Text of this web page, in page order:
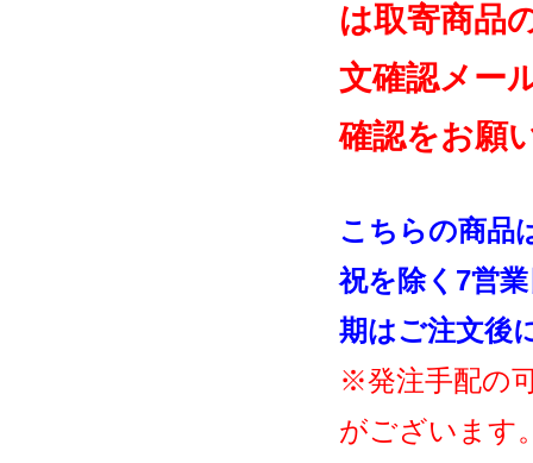
は取寄商品
文確認メー
確認をお願
こちらの商品
祝を除く7営
期はご注文後
※発注手配の
がございます